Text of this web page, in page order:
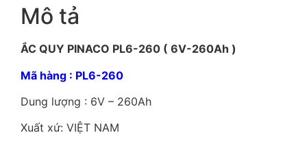
Mô tả
ẮC QUY PINACO PL6-260 ( 6V-260Ah )
Mã hàng : PL6-260
Dung lượng : 6V – 260Ah
Xuất xứ: VIỆT NAM